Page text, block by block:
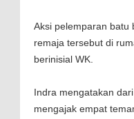
Aksi pelemparan batu
remaja tersebut di
berinisial WK.
Indra mengatakan
mengajak empat